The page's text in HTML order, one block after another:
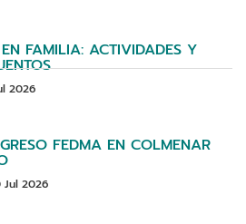
FAMILIA: ACTIVIDADES Y
2026
FEDMA EN COLMENAR
Jul 2026